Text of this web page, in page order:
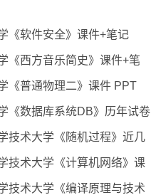
《软件安全》课件+笔记
《西方音乐简史》课件+笔
《普通物理二》课件 PPT
《数据库系统DB》历年试卷
技术大学《随机过程》近几
技术大学《计算机网络》课
技术大学《编译原理与技术